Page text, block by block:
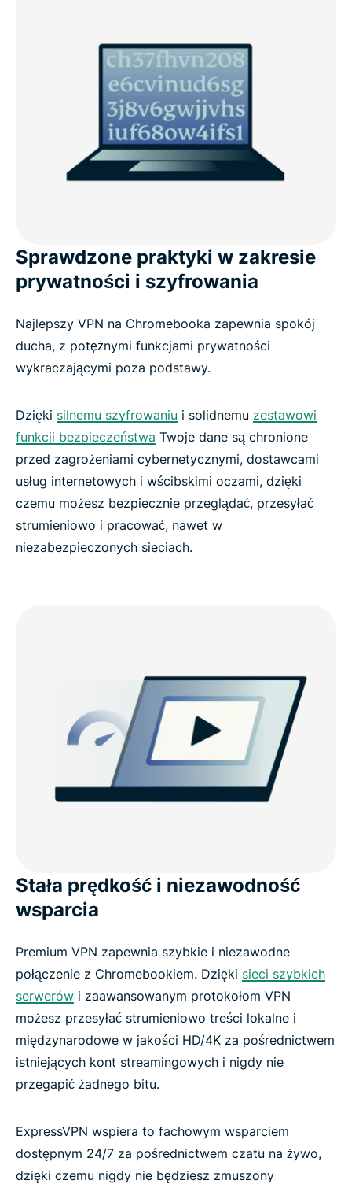
Sprawdzone praktyki w zakresie
prywatności i szyfrowania
Najlepszy VPN na Chromebooka zapewnia spokój
ducha, z potężnymi funkcjami prywatności
wykraczającymi poza podstawy.
Dzięki silnemu szyfrowaniu i solidnemu zestawowi
funkcji bezpieczeństwa Twoje dane są chronione
przed zagrożeniami cybernetycznymi, dostawcami
usług internetowych i wścibskimi oczami, dzięki
czemu możesz bezpiecznie przeglądać, przesyłać
strumieniowo i pracować, nawet w
niezabezpieczonych sieciach.
Stała prędkość i niezawodność
wsparcia
Premium VPN zapewnia szybkie i niezawodne
połączenie z Chromebookiem. Dzięki sieci szybkich
serwerów i zaawansowanym protokołom VPN
możesz przesyłać strumieniowo treści lokalne i
międzynarodowe w jakości HD/4K za pośrednictwem
istniejących kont streamingowych i nigdy nie
przegapić żadnego bitu.
ExpressVPN wspiera to fachowym wsparciem
dostępnym 24/7 za pośrednictwem czatu na żywo,
dzięki czemu nigdy nie będziesz zmuszony